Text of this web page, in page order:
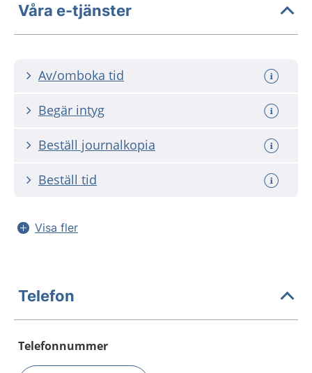
Våra e-tjänster
Av/omboka tid
Begär intyg
Beställ journalkopia
Beställ tid
Visa fler
Telefon
Telefonnummer